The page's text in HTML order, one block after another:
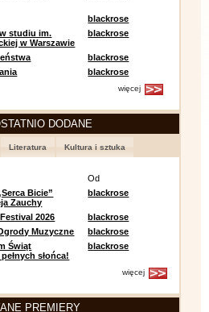
blackrose
studiu im.
w Warszawie
blackrose
blackrose
blackrose
więcej
DODANE
Literatura Kultura i sztuka
Od
Bicie”
Zauchy
blackrose
2026
blackrose
Muzyczne
blackrose
Świąt
słońca!
blackrose
więcej
PREMIERY